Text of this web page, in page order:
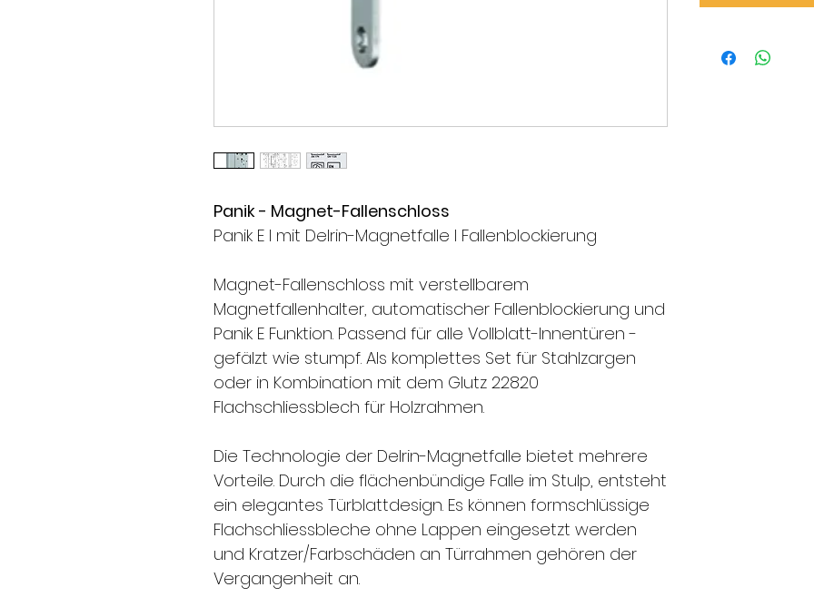
Panik - Magnet-Fallenschloss
Panik E l mit Delrin-Magnetfalle l Fallenblockierung
Magnet-Fallenschloss mit verstellbarem
Magnetfallenhalter, automatischer Fallenblockierung und
Panik E Funktion. Passend für alle Vollblatt-Innentüren -
gefälzt wie stumpf. Als komplettes Set für Stahlzargen
oder in Kombination mit dem Glutz 22820
Flachschliessblech für Holzrahmen.
Die Technologie der Delrin-Magnetfalle bietet mehrere
Vorteile. Durch die flächenbündige Falle im Stulp, entsteht
ein elegantes Türblattdesign. Es können formschlüssige
Flachschliessbleche ohne Lappen eingesetzt werden
und Kratzer/Farbschäden an Türrahmen gehören der
Vergangenheit an.